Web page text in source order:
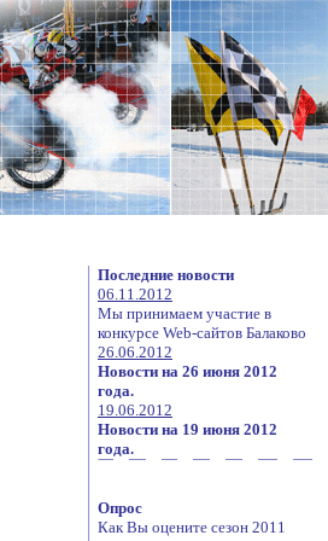
Последние новости
06.11.2012
Мы принимаем участие в
конкурсе Web-сайтов Балаково
26.06.2012
Новости на 26 июня 2012
года.
19.06.2012
Новости на 19 июня 2012
года.
Опрос
Как Вы оцените сезон 2011